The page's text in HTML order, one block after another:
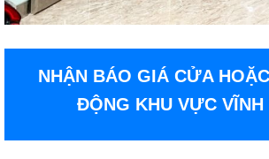
NHẬN BÁO GIÁ CỬA
ĐỘNG KHU VỰC VĨNH